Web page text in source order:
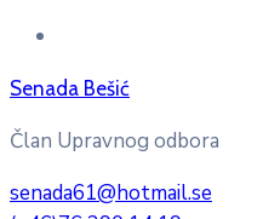
Senada Bešić
Član Upravnog odbora
senada61@hotmail.se